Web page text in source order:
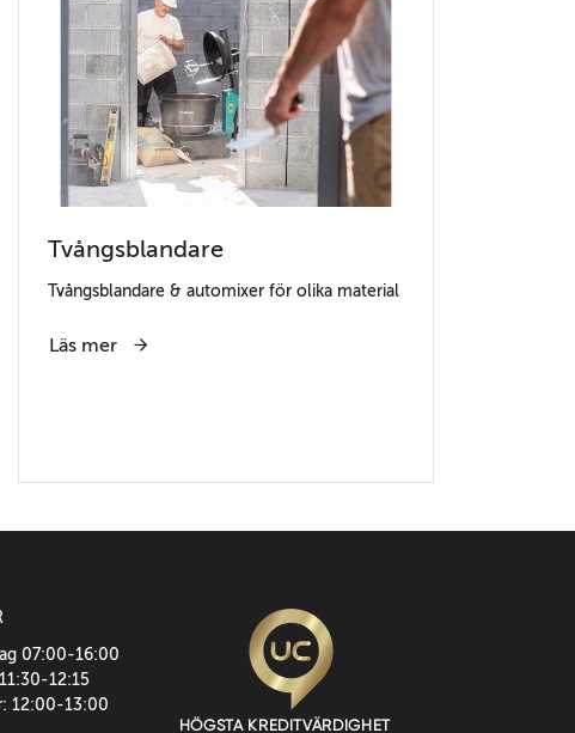
Tvångsblandare
Tvångsblandare & automixer för olika material
Läs mer
07:00-16:00
12:15
12:00-13:00